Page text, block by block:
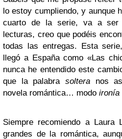
lo estoy cumpliendo, y aunque
cuarto de la serie, va a ser
lecturas, creo que podéis
todas las entregas. Esta
llegó a España como «Las
nunca he entendido este
que la palabra soltera nos
novela romántica… modo ironía
Siempre recomiendo a Laura
grandes de la romántica,